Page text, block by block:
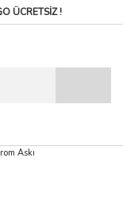
ÜCRETSİZ !
Askı